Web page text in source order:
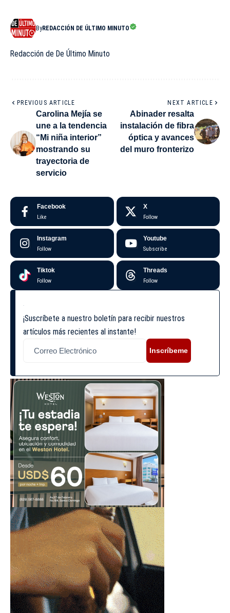
ByREDACCIÓN DE ÚLTIMO MINUTO
Redacción de De Último Minuto
PREVIOUS ARTICLE
Carolina Mejía se
une a la tendencia
“Mi niña interior”
mostrando su
trayectoria de
servicio
NEXT ARTICLE
Abinader resalta
instalación de fibra
óptica y avances
del muro fronterizo
Facebook
Like
X
Follow
Instagram
Follow
Youtube
Subscribe
Tiktok
Follow
Threads
Follow
¡Suscríbete a nuestro boletín para recibir nuestros
artículos más recientes al instante!
Inscríbeme